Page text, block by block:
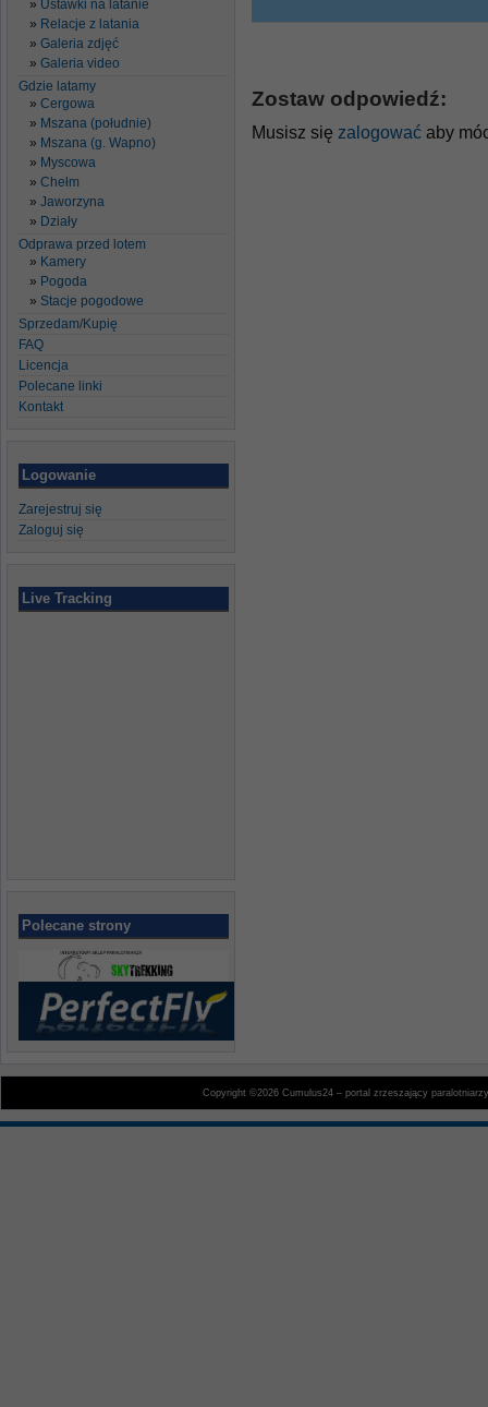
Ustawki na latanie
Relacje z latania
Galeria zdjęć
Galeria video
Gdzie latamy
Cergowa
Mszana (południe)
Mszana (g. Wapno)
Myscowa
Chełm
Jaworzyna
Działy
Odprawa przed lotem
Kamery
Pogoda
Stacje pogodowe
Sprzedam/Kupię
FAQ
Licencja
Polecane linki
Kontakt
Logowanie
Zarejestruj się
Zaloguj się
Live Tracking
Polecane strony
Zostaw odpowiedź:
Musisz się zalogować aby
Copyright ©2026 Cumulus24 – portal zrzeszający